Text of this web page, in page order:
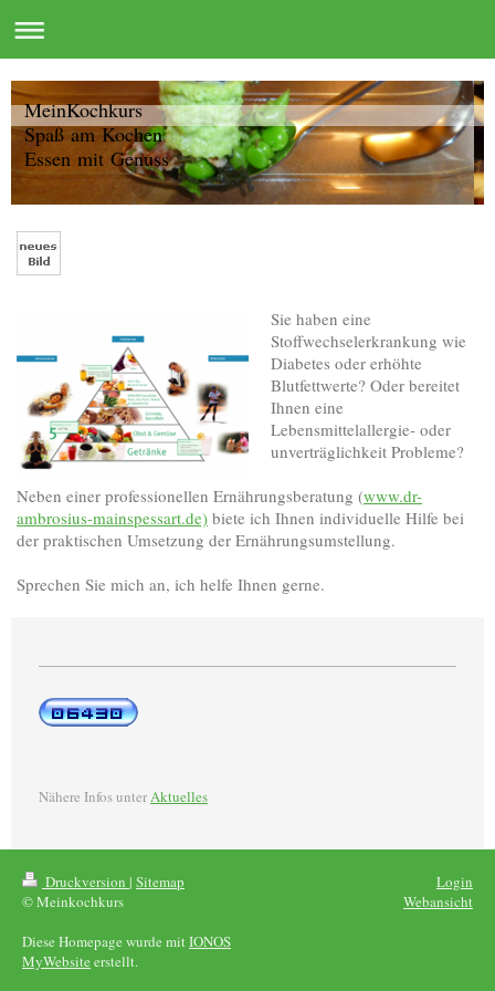
MeinKochkurs
Spaß am Kochen
Essen mit Genuss
Sie haben eine
Stoffwechselerkrankung wie
Diabetes oder erhöhte
Blutfettwerte? Oder bereitet
Ihnen eine
Lebensmittelallergie- oder
unverträglichkeit Probleme?
Neben einer professionellen Ernährungsberatung (www.dr-
ambrosius-mainspessart.de) biete ich Ihnen individuelle Hilfe bei
der praktischen Umsetzung der Ernährungsumstellung.
Sprechen Sie mich an, ich helfe Ihnen gerne.
Nähere Infos unterAktuelles
Druckversion | Sitemap
© Meinkochkurs
Diese Homepage wurde mitIONOS
MyWebsite erstellt.
Login
Webansicht